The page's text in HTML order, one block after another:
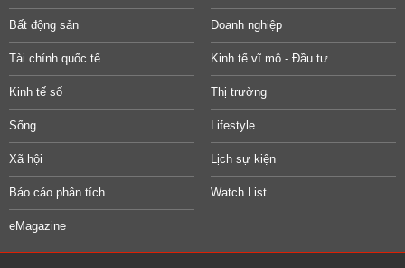
Bất động sản Doanh nghiệp
Tài chính quốc tế Kinh tế vĩ mô - Đầu tư
Kinh tế số Thị trường
Sống Lifestyle
Xã hội Lịch sự kiện
Báo cáo phân tích Watch List
eMagazine